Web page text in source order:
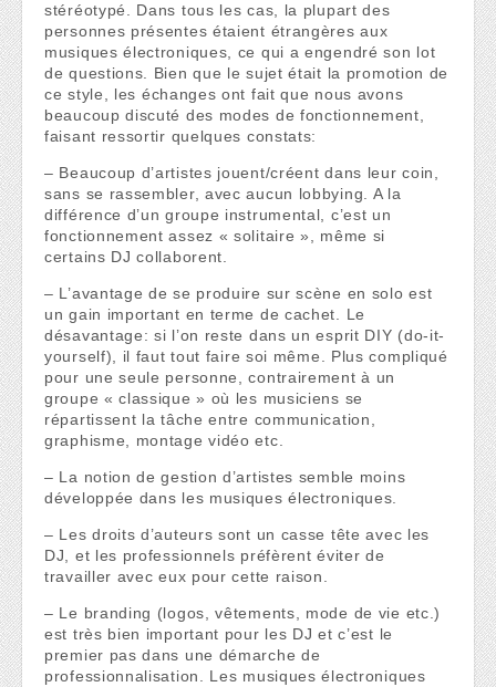
stéréotypé. Dans tous les cas, la plupart des
personnes présentes étaient étrangères aux
musiques électroniques, ce qui a engendré son lot
de questions. Bien que le sujet était la promotion de
ce style, les échanges ont fait que nous avons
beaucoup discuté des modes de fonctionnement,
faisant ressortir quelques constats:
– Beaucoup d’artistes jouent/créent dans leur coin,
sans se rassembler, avec aucun lobbying. A la
différence d’un groupe instrumental, c’est un
fonctionnement assez « solitaire », même si
certains DJ collaborent.
– L’avantage de se produire sur scène en solo est
un gain important en terme de cachet. Le
désavantage: si l’on reste dans un esprit DIY (do-it-
yourself), il faut tout faire soi même. Plus compliqué
pour une seule personne, contrairement à un
groupe « classique » où les musiciens se
répartissent la tâche entre communication,
graphisme, montage vidéo etc.
– La notion de gestion d’artistes semble moins
développée dans les musiques électroniques.
– Les droits d’auteurs sont un casse tête avec les
DJ, et les professionnels préfèrent éviter de
travailler avec eux pour cette raison.
– Le branding (logos, vêtements, mode de vie etc.)
est très bien important pour les DJ et c’est le
premier pas dans une démarche de
professionnalisation. Les musiques électroniques